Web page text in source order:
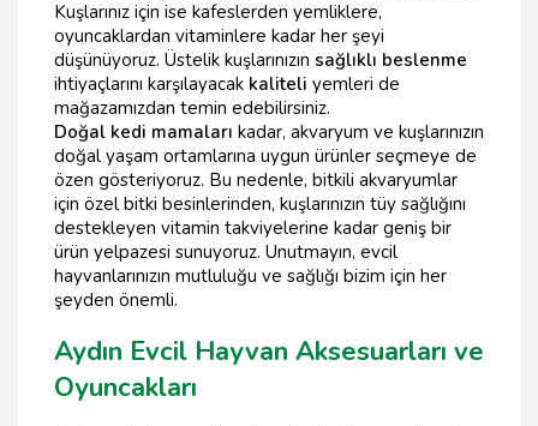
Kuşlarınız için ise kafeslerden yemliklere,
oyuncaklardan vitaminlere kadar her şeyi
düşünüyoruz. Üstelik kuşlarınızın sağlıklı beslenme
ihtiyaçlarını karşılayacak kaliteli yemleri de
mağazamızdan temin edebilirsiniz.
Doğal kedi mamaları kadar, akvaryum ve kuşlarınızın
doğal yaşam ortamlarına uygun ürünler seçmeye de
özen gösteriyoruz. Bu nedenle, bitkili akvaryumlar
için özel bitki besinlerinden, kuşlarınızın tüy sağlığını
destekleyen vitamin takviyelerine kadar geniş bir
ürün yelpazesi sunuyoruz. Unutmayın, evcil
hayvanlarınızın mutluluğu ve sağlığı bizim için her
şeyden önemli.
Aydın Evcil Hayvan Aksesuarları ve
Oyuncakları